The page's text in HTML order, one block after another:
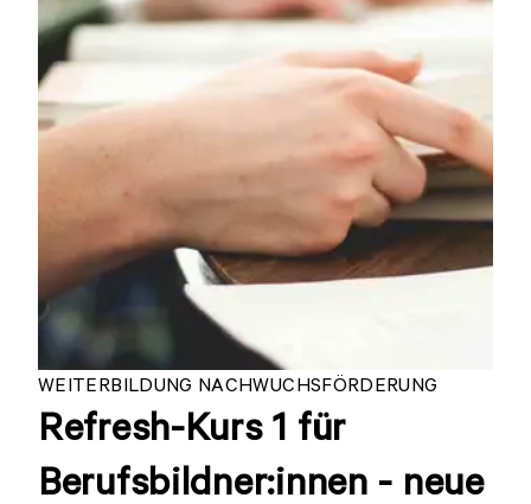
WEITERBILDUNG NACHWUCHSFÖRDERUNG
Refresh-Kurs 1 für
Berufsbildner:innen - neue